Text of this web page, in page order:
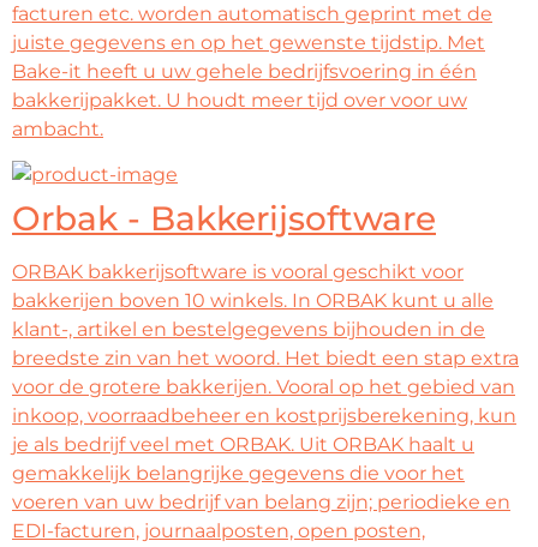
facturen etc. worden automatisch geprint met de
juiste gegevens en op het gewenste tijdstip. Met
Bake-it heeft u uw gehele bedrijfsvoering in één
bakkerijpakket. U houdt meer tijd over voor uw
ambacht.
Orbak - Bakkerijsoftware
ORBAK bakkerijsoftware is vooral geschikt voor
bakkerijen boven 10 winkels. In ORBAK kunt u alle
klant-, artikel en bestelgegevens bijhouden in de
breedste zin van het woord. Het biedt een stap extra
voor de grotere bakkerijen. Vooral op het gebied van
inkoop, voorraadbeheer en kostprijsberekening, kun
je als bedrijf veel met ORBAK. Uit ORBAK haalt u
gemakkelijk belangrijke gegevens die voor het
voeren van uw bedrijf van belang zijn; periodieke en
EDI-facturen, journaalposten, open posten,